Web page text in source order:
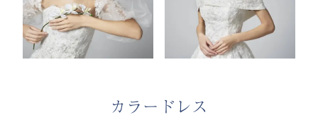
カラードレス